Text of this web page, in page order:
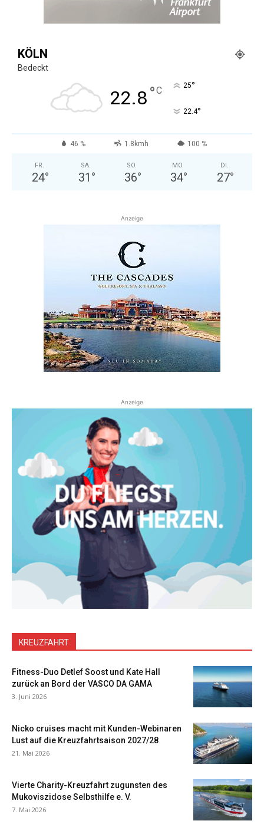
KÖLN
Bedeckt
22.8°C 25°
22.4°
46 % 1.8kmh 100 %
FR.
24°
SA.
31 °
SO.
36°
MO.
34°
DI.
27°
Anzeige
Anzeige
KREUZFAHRT
Fitness-Duo Detlef Soost und Kate Hall
zurück an Bord der VASCO DA GAMA
3. Juni 2026
Nicko cruises macht mit Kunden-Webinaren
Lust auf die Kreuzfahrtsaison 2027/28
21. Mai 2026
Vierte Charity-Kreuzfahrt zugunsten des
Mukoviszidose Selbsthilfe e. V.
7. Mai 2026